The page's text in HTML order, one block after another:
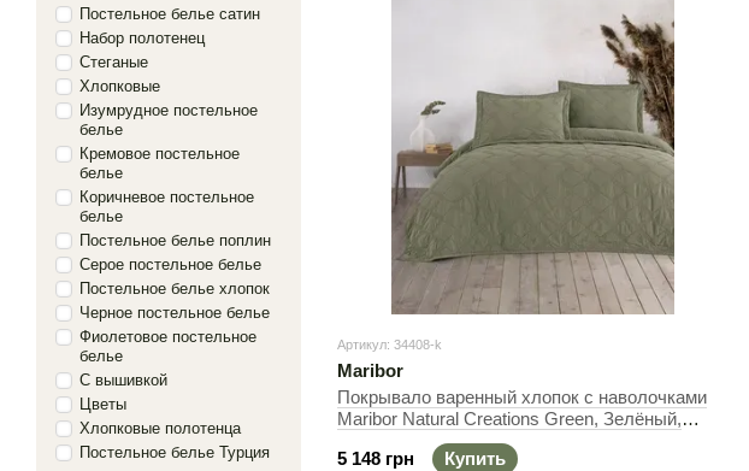
Артикул: 34408-k
Maribor
Покрывало варенный хлопок с наволочками
Maribor Natural Creations Green, Зелёный,
Евро, 240х260 см, 50х70см (2шт)
5 148 грн
Купить
Постельное белье сатин
Набор полотенец
Стеганые
Хлопковые
Изумрудное постельное
белье
Кремовое постельное
белье
Коричневое постельное
белье
Постельное белье поплин
Серое постельное белье
Постельное белье хлопок
Черное постельное белье
Фиолетовое постельное
белье
С вышивкой
Цветы
Хлопковые полотенца
Постельное белье Турция